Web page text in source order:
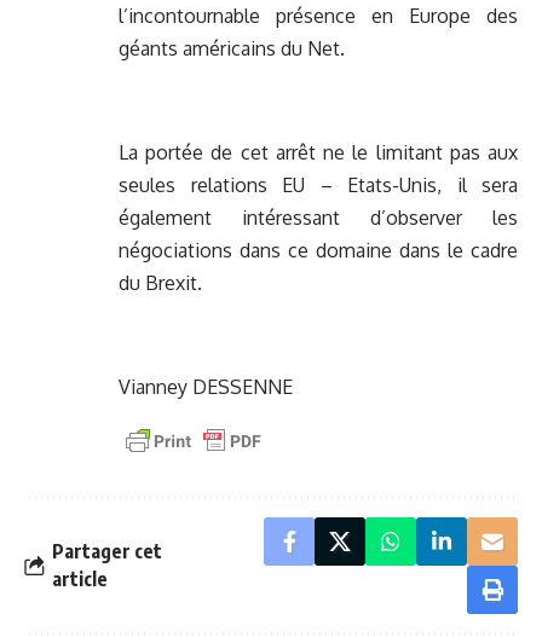
l’incontournable présence en Europe des
géants américains du Net.
La portée de cet arrêt ne le limitant pas aux
seules relations EU – Etats-Unis, il sera
également intéressant d’observer les
négociations dans ce domaine dans le cadre
du Brexit.
Vianney DESSENNE
Partager cet
article